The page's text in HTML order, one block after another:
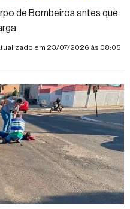
de Bombeiros antes que
em 23/07/2026 às 08:05